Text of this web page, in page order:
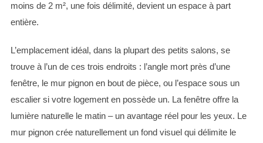
moins de 2 m², une fois délimité, devient un espace à part
entière.
L’emplacement idéal, dans la plupart des petits salons, se
trouve à l’un de ces trois endroits : l’angle mort près d’une
fenêtre, le mur pignon en bout de pièce, ou l’espace sous un
escalier si votre logement en possède un. La fenêtre offre la
lumière naturelle le matin – un avantage réel pour les yeux. Le
mur pignon crée naturellement un fond visuel qui délimite le